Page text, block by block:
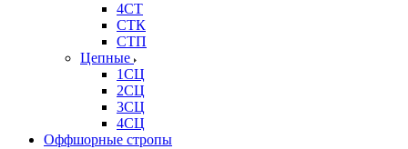
4СТ
СТК
СТП
Цепные
1СЦ
2СЦ
3СЦ
4СЦ
Оффшорные стропы